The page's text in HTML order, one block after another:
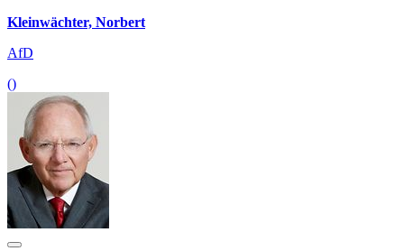
Kleinwächter, Norbert
AfD
()